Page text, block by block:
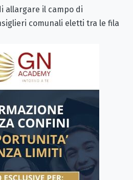
allargare il campo di
comunali eletti tra le fila